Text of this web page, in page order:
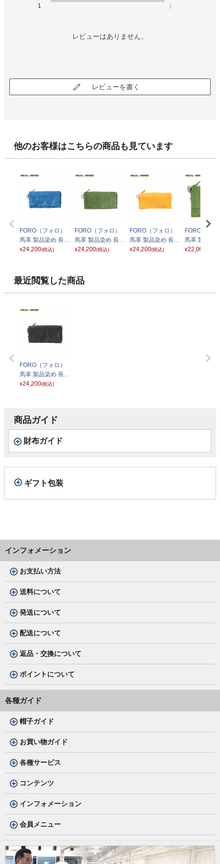
1
)
レビューはありません。
レビューを書く
他のお客様はこちらの商品も見ています
FORO（フォロ）
馬革 製品染め 長財
布 ブルー
¥24,200(税込)
FORO（フォロ）
馬革 製品染め 長財
布 グリーン
¥24,200(税込)
FORO（フォロ）
馬革 製品染め 長財
布 イエロー
¥24,200(税込)
FORO（フ
馬革 製品染
財布 グリー
¥22,000
最近閲覧した商品
FORO（フォロ）
馬革 製品染め 長財
布 ブラック
¥24,200(税込)
商品ガイド
財布ガイド
ギフト包装
インフォメーション
お支払い方法
送料について
発送について
配送について
返品・交換について
ポイントについて
各種ガイド
帽子ガイド
お買い物ガイド
各種サービス
コンテンツ
インフォメーション
会員メニュー